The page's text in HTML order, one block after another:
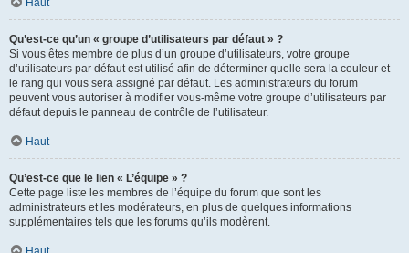
Haut
Qu’est-ce qu’un « groupe d’utilisateurs par défaut » ?
Si vous êtes membre de plus d’un groupe d’utilisateurs, votre groupe
d’utilisateurs par défaut est utilisé afin de déterminer quelle sera la couleur et
le rang qui vous sera assigné par défaut. Les administrateurs du forum
peuvent vous autoriser à modifier vous-même votre groupe d’utilisateurs par
défaut depuis le panneau de contrôle de l’utilisateur.
Haut
Qu’est-ce que le lien « L’équipe » ?
Cette page liste les membres de l’équipe du forum que sont les
administrateurs et les modérateurs, en plus de quelques informations
supplémentaires tels que les forums qu’ils modèrent.